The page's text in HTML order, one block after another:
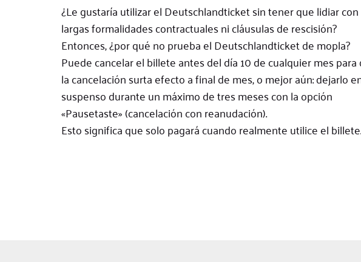
¿Le gustaría utilizar el Deutschlandticket sin tener que lidiar con
largas formalidades contractuales ni cláusulas de rescisión?
Entonces, ¿por qué no prueba el Deutschlandticket de mopla?
Puede cancelar el billete antes del día 10 de cualquier mes para
la cancelación surta efecto a final de mes, o mejor aún: dejarlo
suspenso durante un máximo de tres meses con la opción
«Pausetaste» (cancelación con reanudación).
Esto significa que solo pagará cuando realmente utilice el billete.